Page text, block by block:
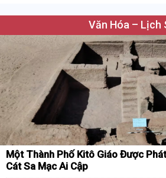
Văn Hóa – Lịch
Một Thành Phố Kitô Giáo Được
Cát Sa Mạc Ai Cập